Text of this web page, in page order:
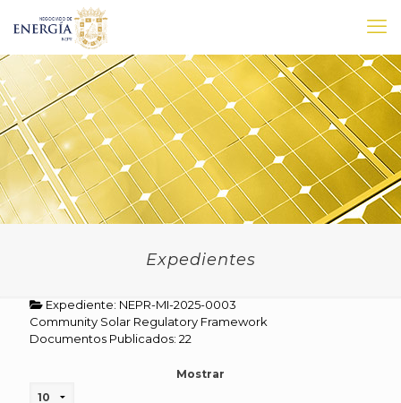
Expedientes
Expediente: NEPR-MI-2025-0003
Community Solar Regulatory Framework
Documentos Publicados: 22
Mostrar